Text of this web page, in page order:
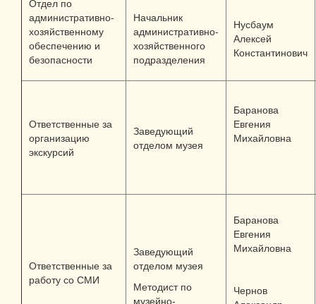
административно-
хозяйственному
обеспечению и
безопасности
Начальник
административно-
хозяйственного
подразделения
Нусбаум
Алексей
Константинович
Ответственные за
организацию
экскурсий
Заведующий
отделом музея
Баранова
Евгения
Михайловна
Ответственные за
работу со СМИ
Заведующий
отделом музея
Методист по
музейно-
Баранова
Евгения
Михайловна
Чернов